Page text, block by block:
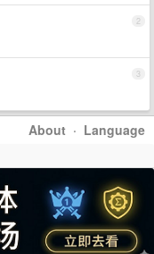
2
3
About · Language